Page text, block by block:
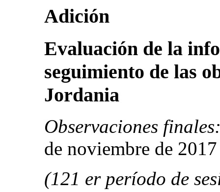
Adición
Evaluación de la
seguimiento de las
Jordania
Observaciones
de noviembre de 2017
(121 er período de